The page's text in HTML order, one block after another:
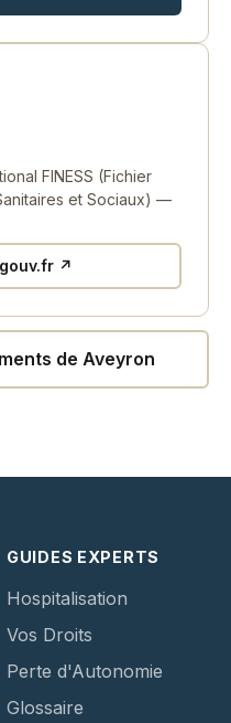
FINESS (Fichier
et Sociaux) —
↗
de Aveyron
GUIDES EXPERTS
Hospitalisation
Vos Droits
Perte d'Autonomie
Glossaire